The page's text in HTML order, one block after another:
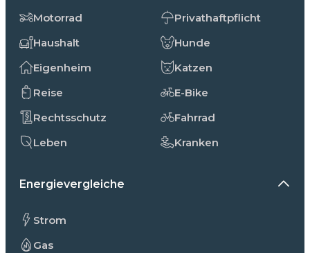
Motorrad
Haushalt
Eigenheim
Reise
Rechtsschutz
Leben
Privathaftpflicht
Hunde
Katzen
E-Bike
Fahrrad
Kranken
Energievergleiche
Strom
Gas